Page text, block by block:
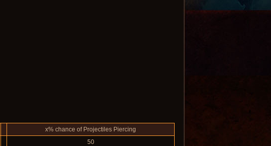
x% chance of Projectiles Piercing
50